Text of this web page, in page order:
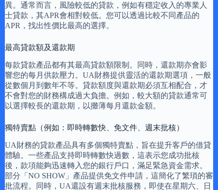
異。通常而言，風險較低的貸款，例如有穩定收入的專業人
士貸款，其APR會相對較低。您可以透過比較不同產品的
APR，找出性價比最高的選擇。
最高貸款額及還款期
每款貸款產品都有其最高貸款額限制。同時，還款期亦會影
響您的每月供款壓力。UA財務提供靈活的還款期選項，一般
從數個月到數年不等。貸款額度與還款期必須互相配合，才
不會對您的財務構成過大負擔。例如，較大額的貸款通常可
以選擇較長的還款期，以攤薄每月還款金額。
獨特賣點（例如：即時轉數快、免文件、週末批核）
UA財務的貸款產品具有多個獨特賣點，旨在提升客戶的借貸
體驗。一些產品支持即時轉數快過數，這表示您成功批核
後，款項能夠迅速轉入您的銀行戶口，滿足緊急資金需求。
部分「NO SHOW」產品提供免文件申請，這簡化了繁瑣的審
批流程。同時，UA還設有週末批核服務，即使在星期六、日